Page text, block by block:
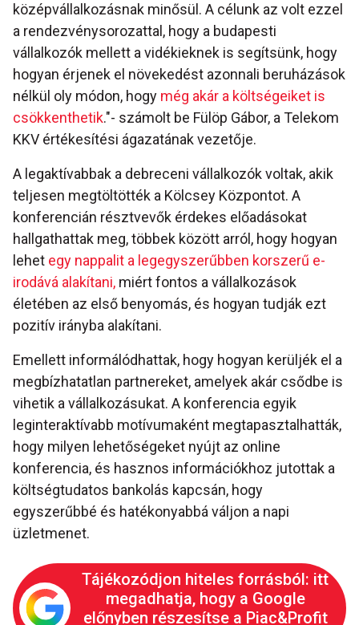
középvállalkozásnak minősül. A célunk az volt ezzel
a rendezvénysorozattal, hogy a budapesti
vállalkozók mellett a vidékieknek is segítsünk, hogy
hogyan érjenek el növekedést azonnali beruházások
nélkül oly módon, hogy még akár a költségeiket is
csökkenthetik."- számolt be Fülöp Gábor, a Telekom
KKV értékesítési ágazatának vezetője.
A legaktívabbak a debreceni vállalkozók voltak, akik
teljesen megtöltötték a Kölcsey Központot. A
konferencián résztvevők érdekes előadásokat
hallgathattak meg, többek között arról, hogy hogyan
lehet egy nappalit a legegyszerűbben korszerű e-
irodává alakítani, miért fontos a vállalkozások
életében az első benyomás, és hogyan tudják ezt
pozitív irányba alakítani.
Emellett informálódhattak, hogy hogyan kerüljék el a
megbízhatatlan partnereket, amelyek akár csődbe is
vihetik a vállalkozásukat. A konferencia egyik
leginteraktívabb motívumaként megtapasztalhatták,
hogy milyen lehetőségeket nyújt az online
konferencia, és hasznos információkhoz jutottak a
költségtudatos bankolás kapcsán, hogy
egyszerűbbé és hatékonyabbá váljon a napi
üzletmenet.
Tájékozódjon hiteles forrásból: itt
megadhatja, hogy a Google
előnyben részesítse a Piac&Profit